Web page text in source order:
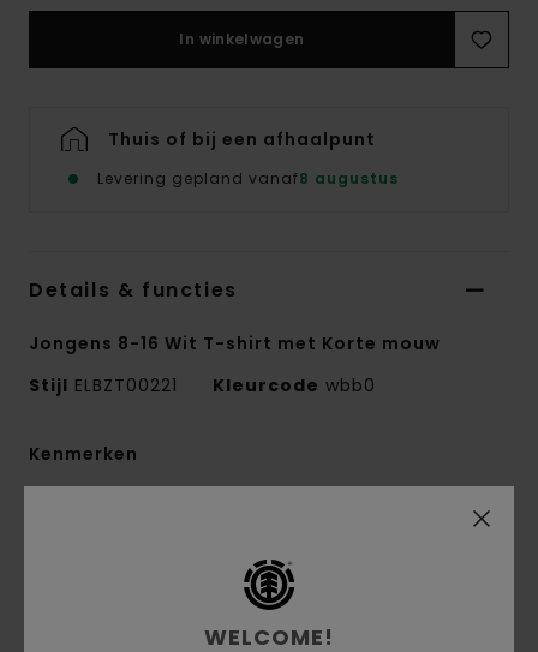
In winkelwagen
Thuis of bij een afhaalpunt
Levering gepland vanaf8 augustus
Details & functies
Jongens 8-16 Wit T-shirt met Korte mouw
Stijl ELBZT00221 Kleurcode wbb0
Kenmerken
Element x Smokey Bear-collectie
Conscious by Nature:biologisch katoen
normale pasvorm
WELCOME!